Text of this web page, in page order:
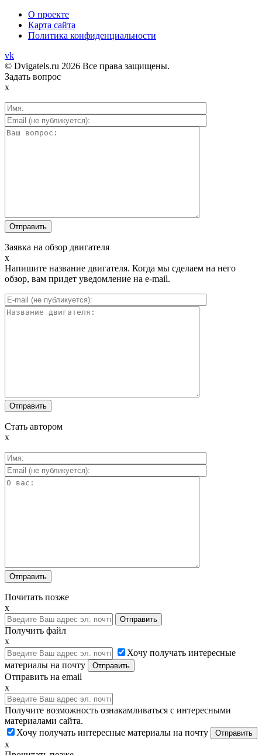
О проекте
Карта сайта
Политика конфиденциальности
vk
© Dvigatels.ru 2026 Все права защищены.
Задать вопрос
x
Заявка на обзор двигателя
x
Напишите название двигателя. Когда мы сделаем на него
обзор, вам придет уведомление на e-mail.
Стать автором
x
Почитать позже
x
Получить файл
x
Хочу получать интересные
материалы на почту
Отправить на email
x
Получите возможность ознакамливаться с интересными
материалами сайта.
Хочу получать интересные материалы на почту
x